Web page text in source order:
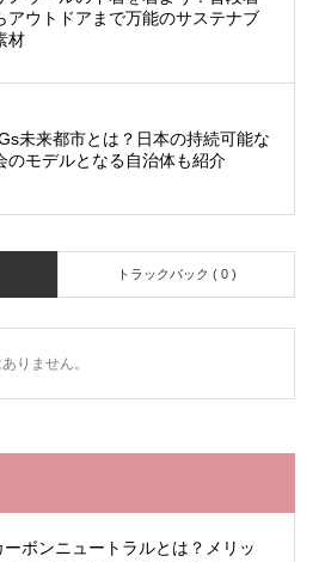
アウトドアまで万能のサステナブ
材
未来都市とは？日本の持続可能な
のモデルとなる自治体も紹介
トラックバック ( 0 )
りません。
ーボンニュートラルとは？メリッ